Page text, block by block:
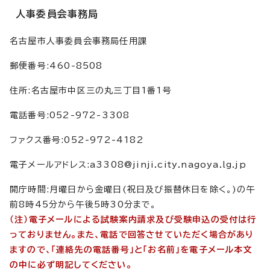
人事委員会事務局
名古屋市人事委員会事務局任用課
郵便番号:460-8508
住所:名古屋市中区三の丸三丁目1番1号
電話番号:052-972-3308
ファクス番号:052-972-4182
電子メールアドレス:a3308@jinji.city.nagoya.lg.jp
開庁時間:月曜日から金曜日(祝日及び振替休日を除く。)の午
前8時45分から午後5時30分まで。
（注）電子メールによる試験案内請求及び受験申込の受付は行
っておりません。また、電話で回答させていただく場合があり
ますので、「連絡先の電話番号」と「お名前」を電子メール本文
の中に必ず明記してください。